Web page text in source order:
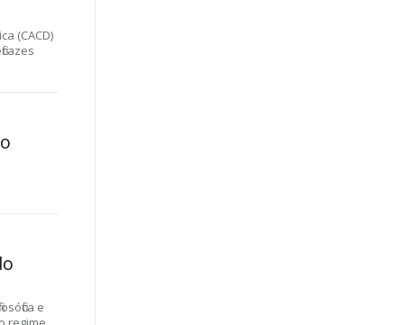
(CACD)
e